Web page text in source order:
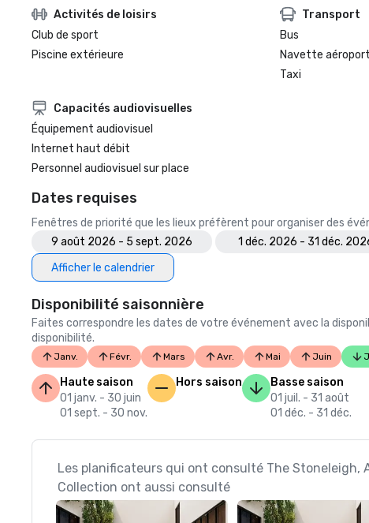
Activités de loisirs
Club de sport
Piscine extérieure
Transport
Bus
Navette aéroport
Taxi
Capacités audiovisuelles
Équipement audiovisuel
Internet haut débit
Personnel audiovisuel sur place
Dates requises
Fenêtres de priorité que les lieux préfèrent pour organiser des
9 août 2026 - 5 sept. 2026
1 déc. 2026 - 31 déc.
Afficher le calendrier
Disponibilité saisonnière
Faites correspondre les dates de votre événement avec la
disponibilité.
Janv. Févr. Mars Avr. Mai Juin
Haute saison
01 janv. - 30 juin
01 sept. - 30 nov.
Hors saison
Basse saison
01 juil. - 31 août
01 déc. - 31 déc.
Les planificateurs qui ont consulté The Stoneleigh,
Collection ont aussi consulté